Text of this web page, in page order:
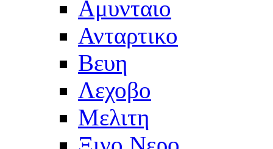
Αμυνταιο
Ανταρτικο
Βευη
Λεχοβο
Μελιτη